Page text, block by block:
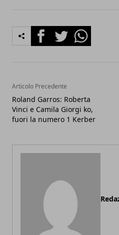
FacebookTwitterWhatsapp
Articolo Precedente
Roland Garros: Roberta
Vinci e Camila Giorgi ko,
fuori la numero 1 Kerber